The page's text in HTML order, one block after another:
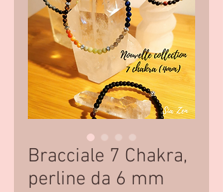
Bracciale 7 Chakra,
perline da 6 mm